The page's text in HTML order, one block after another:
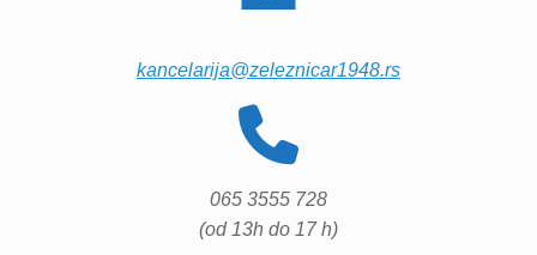
kancelarija@zeleznicar1948.rs
065 3555 728
(od 13h do 17 h)